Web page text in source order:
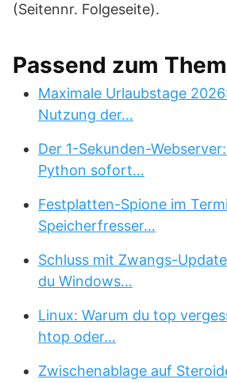
(Seitennr. Folgeseite).
Passend zum
Maximale Urlaubstage
Nutzung der…
Der 1-Sekunden-
Python sofort…
Festplatten-Spione im
Speicherfresser…
Schluss mit Zwangs-
du Windows…
Linux: Warum du top
htop oder…
Zwischenablage auf